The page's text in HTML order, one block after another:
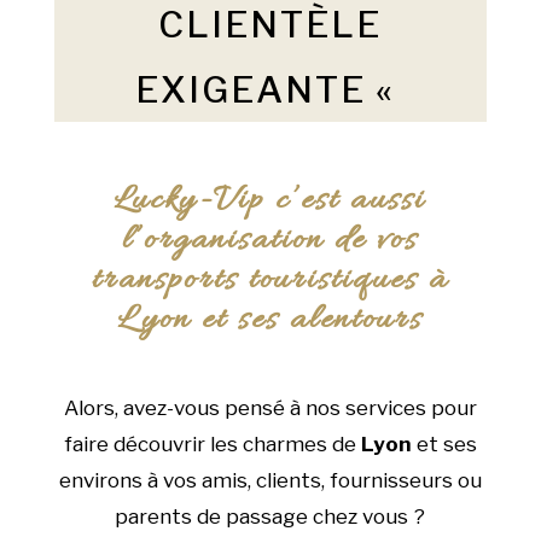
CLIENTÈLE
EXIGEANTE «
Lucky-Vip c’est aussi
l’organisation de vos
transports touristiques à
Lyon et ses alentours
Alors, avez-vous pensé à nos services pour
faire découvrir les charmes de Lyon et ses
environs à vos amis, clients, fournisseurs ou
parents de passage chez vous ?